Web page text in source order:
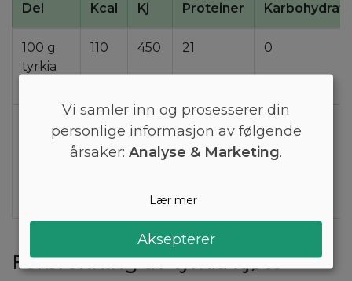
Del Kcal Kj Proteiner
100 g
tyrkia
110 450 21 0
mellem
210 890 43
Forbrenning av tyrkia kjøtt
Vi samler inn og prosesserer din
personlige informasjon av følgende
årsaker: Analyse & Marketing.
Lær mer
Aksepterer